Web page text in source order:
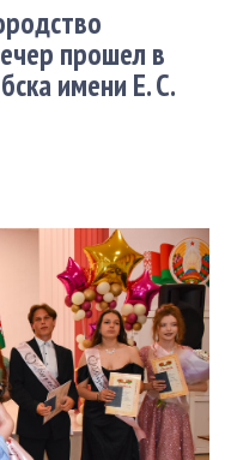
прошел в
имени Е. С.